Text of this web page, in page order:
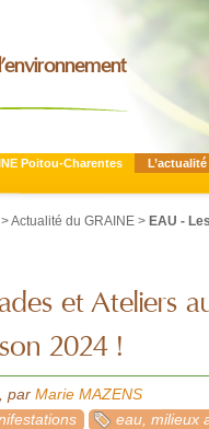
Poitou-Charentes L’actualité
>Actualité du GRAINE > EAU -
et Ateliers
2024 !
, par Marie MAZENS
eau, milieux